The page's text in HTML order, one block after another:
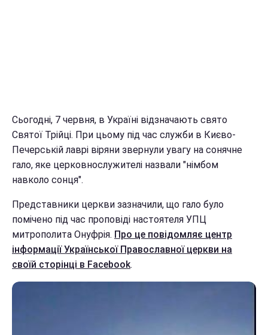
Сьогодні, 7 червня, в Україні відзначають свято
Святої Трійці. При цьому під час служби в Києво-
Печерській лаврі віряни звернули увагу на сонячне
гало, яке церковнослужителі назвали "німбом
навколо сонця".
Представники церкви зазначили, що гало було
помічено під час проповіді настоятеля УПЦ
митрополита Онуфрія. Про це повідомляє центр
інформації Української Православної церкви на
своїй сторінці в Facebook.